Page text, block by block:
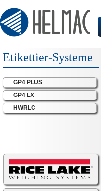
Etikettier-Systeme
GP4 PLUS
GP4 LX
HWRLC